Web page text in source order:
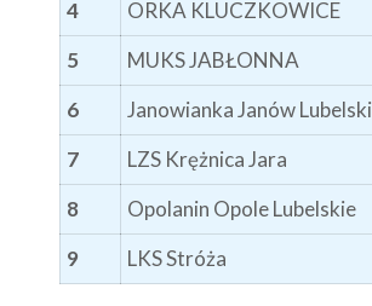
4
ORKA KLUCZKOWICE
5
MUKS JABŁONNA
6
Janowianka Janów Lubelski
7
LZS Krężnica Jara
8
Opolanin Opole Lubelskie
9
LKS Stróża